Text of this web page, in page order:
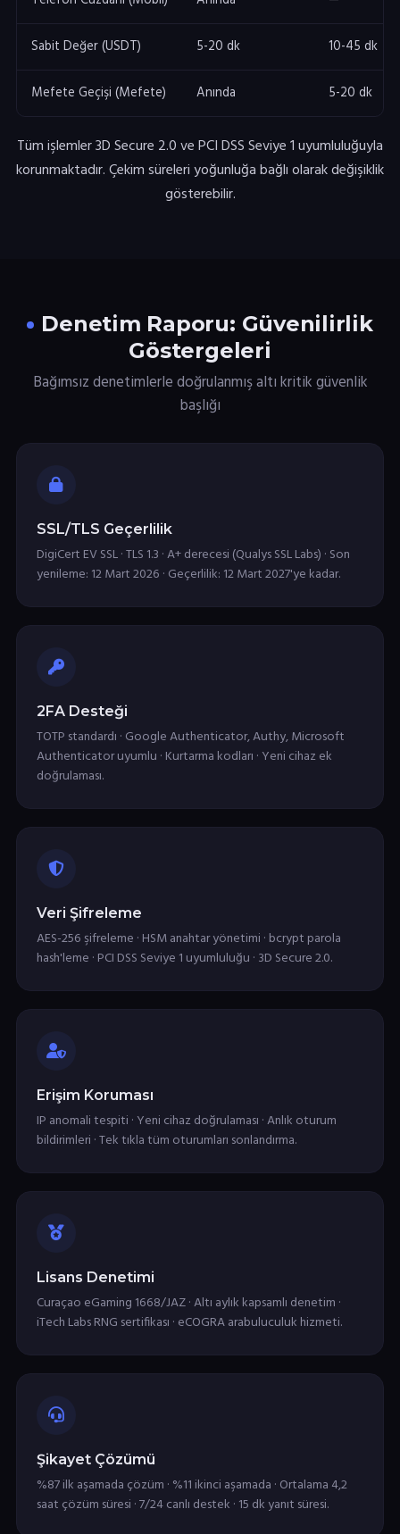
Sabit Değer (USDT) 5-20 dk 10-45 dk
Mefete Geçişi (Mefete) Anında 5-20 dk
Tüm işlemler 3D Secure 2.0 ve PCI DSS Seviye 1 uyumluluğuyla
korunmaktadır. Çekim süreleri yoğunluğa bağlı olarak değişiklik
gösterebilir.
Denetim Raporu: Güvenilirlik
Göstergeleri
Bağımsız denetimlerle doğrulanmış altı kritik güvenlik
başlığı
SSL/TLS Geçerlilik
DigiCert EV SSL · TLS 1.3 · A+ derecesi (Qualys SSL Labs) · Son
yenileme: 12 Mart 2026 · Geçerlilik: 12 Mart 2027'ye kadar.
2FA Desteği
TOTP standardı · Google Authenticator, Authy, Microsoft
Authenticator uyumlu · Kurtarma kodları · Yeni cihaz ek
doğrulaması.
Veri Şifreleme
AES-256 şifreleme · HSM anahtar yönetimi · bcrypt parola
hash'leme · PCI DSS Seviye 1 uyumluluğu · 3D Secure 2.0.
Erişim Koruması
IP anomali tespiti · Yeni cihaz doğrulaması · Anlık oturum
bildirimleri · Tek tıkla tüm oturumları sonlandırma.
Lisans Denetimi
Curaçao eGaming 1668/JAZ · Altı aylık kapsamlı denetim ·
iTech Labs RNG sertifikası · eCOGRA arabuluculuk hizmeti.
Şikayet Çözümü
%87 ilk aşamada çözüm · %11 ikinci aşamada · Ortalama 4,2
saat çözüm süresi · 7/24 canlı destek · 15 dk yanıt süresi.